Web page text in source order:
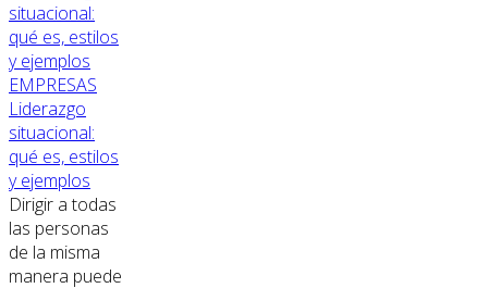
EMPRESAS
Liderazgo
situacional:
qué es, estilos
y ejemplos
Dirigir a todas
las personas
de la misma
manera puede